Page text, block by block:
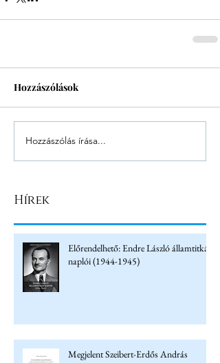
Hozzászólások
Hozzászólás írása...
Hírek
Előrendelhető: Endre László államtitkár
naplói (1944-1945)
Megjelent Szeibert-Erdős András